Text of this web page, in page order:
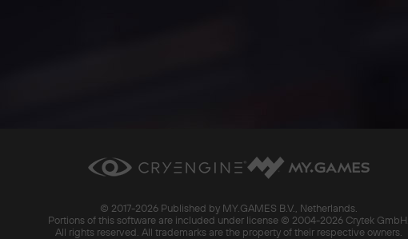
© 2017-2026 Published by MY.GAMES B.V., Netherlands.
Portions of this software are included under license © 2004-2026 Crytek
All rights reserved. All trademarks are the property of their respective owners.